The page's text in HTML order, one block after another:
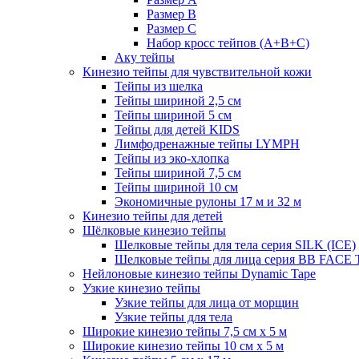
Размер B
Размер С
Набор кросс тейпов (А+B+C)
Аку тейпы
Кинезио тейпы для чувствительной кожи
Тейпы из шелка
Тейпы шириной 2,5 см
Тейпы шириной 5 см
Тейпы для детей KIDS
Лимфодренажные тейпы LYMPH
Тейпы из эко-хлопка
Тейпы шириной 7,5 см
Тейпы шириной 10 см
Экономичные рулоны 17 м и 32 м
Кинезио тейпы для детей
Шёлковые кинезио тейпы
Шелковые тейпы для тела серия SILK (ICE)
Шелковые тейпы для лица серия BB FACE
Нейлоновые кинезио тейпы Dynamic Tape
Узкие кинезио тейпы
Узкие тейпы для лица от морщин
Узкие тейпы для тела
Широкие кинезио тейпы 7,5 см x 5 м
Широкие кинезио тейпы 10 см х 5 м